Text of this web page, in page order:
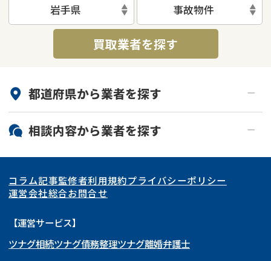
岩手県 事故物件
買取業者を探す
都道府県から業者を探す
北海道・東北
北海道 青森県
岩手県 宮城県
秋田県
福島県
関東
東京都 神奈川県
埼玉県
茨城県 群馬県
東海
愛知県
岐阜県 山梨県
関西
大阪府 京都府
北陸・甲信越
相談内容から業者を探す
再建築不可
底地
ゴミ屋敷
リースバック
コラム記事監修者利用規約プライバシーポリシー
運営会社総合お問合せ
【運営サービス】
ツナグ相続ツナグ債務整理ツナグ離婚弁護士